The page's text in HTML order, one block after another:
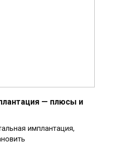
— плюсы и
имплантация,